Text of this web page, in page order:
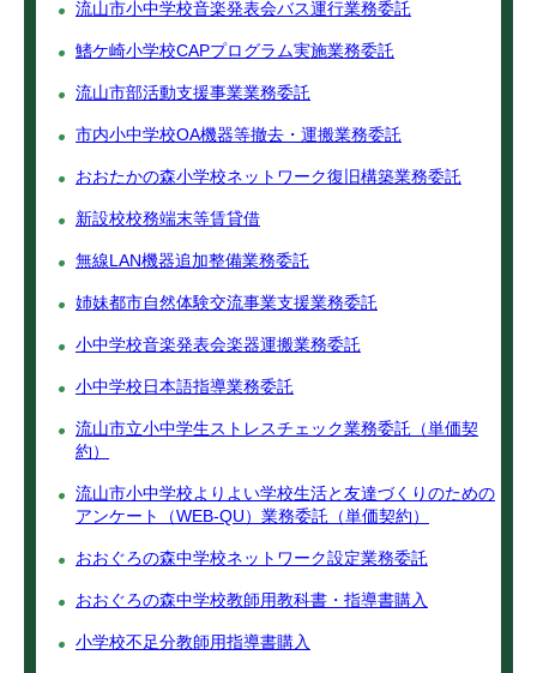
流山市小中学校音楽発表会バス運行業務委託
鰭ケ崎小学校CAPプログラム実施業務委託
流山市部活動支援事業業務委託
市内小中学校OA機器等撤去・運搬業務委託
おおたかの森小学校ネットワーク復旧構築業務委託
新設校校務端末等賃貸借
無線LAN機器追加整備業務委託
姉妹都市自然体験交流事業支援業務委託
小中学校音楽発表会楽器運搬業務委託
小中学校日本語指導業務委託
流山市立小中学生ストレスチェック業務委託（単価契
約）
流山市小中学校よりよい学校生活と友達づくりのための
アンケート（WEB‐QU）業務委託（単価契約）
おおぐろの森中学校ネットワーク設定業務委託
おおぐろの森中学校教師用教科書・指導書購入
小学校不足分教師用指導書購入